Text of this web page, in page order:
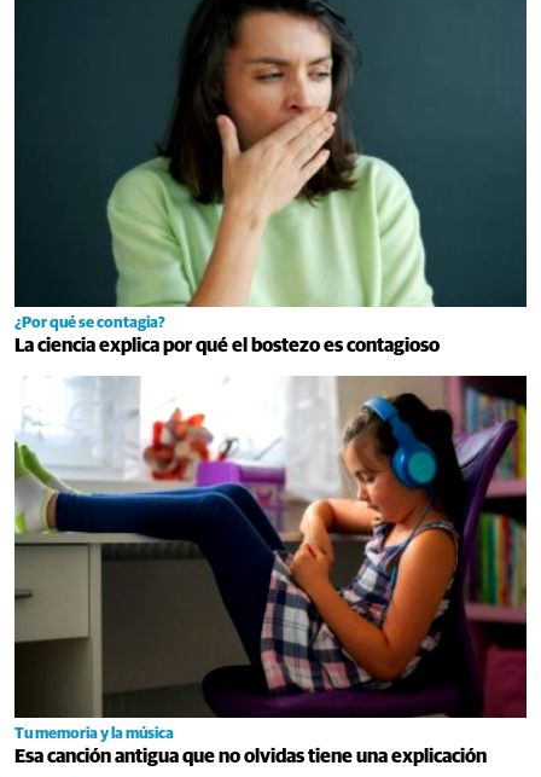
¿Por qué se contagia?
La ciencia explica por qué el bostezo es contagioso
Tu memoria y la música
Esa canción antigua que no olvidas tiene una explicación